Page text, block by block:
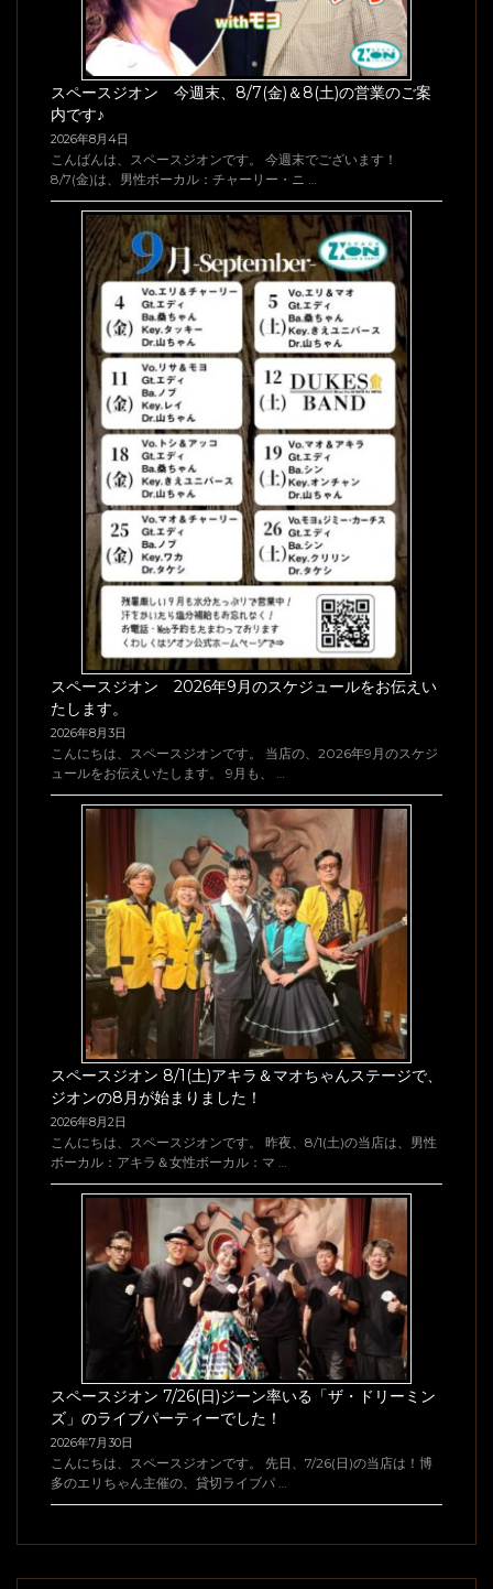
スペースジオン 今週末、8/7(金)＆8(土)の営業のご案
内です♪
2026年8月4日
こんばんは、スペースジオンです。 今週末でございます！
8/7(金)は、男性ボーカル：チャーリー・ニ …
スペースジオン 2026年9月のスケジュールをお伝えい
たします。
2026年8月3日
こんにちは、スペースジオンです。 当店の、2026年9月のスケジ
ュールをお伝えいたします。 9月も、 …
スペースジオン 8/1(土)アキラ＆マオちゃんステージで、
ジオンの8月が始まりました！
2026年8月2日
こんにちは、スペースジオンです。 昨夜、8/1(土)の当店は、男性
ボーカル：アキラ＆女性ボーカル：マ …
スペースジオン 7/26(日)ジーン率いる「ザ・ドリーミン
ズ」のライブパーティーでした！
2026年7月30日
こんにちは、スペースジオンです。 先日、7/26(日)の当店は！博
多のエリちゃん主催の、貸切ライブパ …